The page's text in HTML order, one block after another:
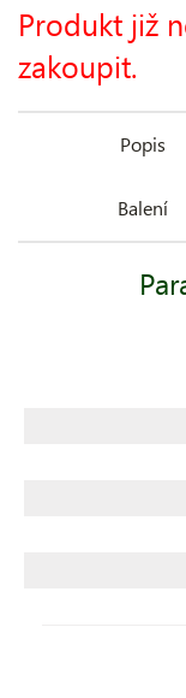
Produkt již
zakoupit.
Popis
Balení